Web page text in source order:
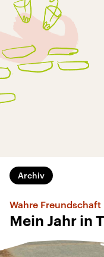
Archiv
Wahre
Mein Jahr in